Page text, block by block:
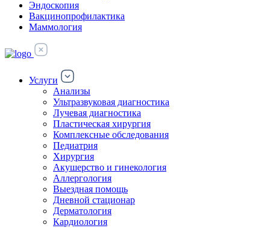
Эндоскопия
Вакцинопрофилактика
Маммология
Услуги
Анализы
Ультразвуковая диагностика
Лучевая диагностика
Пластическая хирургия
Комплексные обследования
Педиатрия
Хирургия
Акушерство и гинекология
Аллергология
Выездная помощь
Дневной стационар
Дерматология
Кардиология